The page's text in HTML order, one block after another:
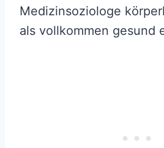
Medizinsoziologe
als vollkommen gesund